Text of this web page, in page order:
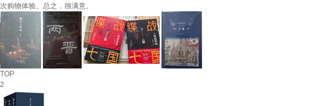
次购物体验。总之，很满意。
TOP
2